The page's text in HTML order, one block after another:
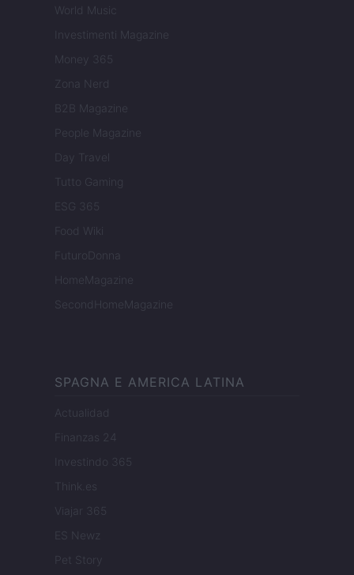
World Music
Investimenti Magazine
Money 365
Zona Nerd
B2B Magazine
People Magazine
Day Travel
Tutto Gaming
ESG 365
Food Wiki
FuturoDonna
HomeMagazine
SecondHomeMagazine
SPAGNA E AMERICA LATINA
Actualidad
Finanzas 24
Investindo 365
Think.es
Viajar 365
ES Newz
Pet Story